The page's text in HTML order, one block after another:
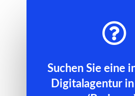

Suchen Sie eine
Digitalagentur